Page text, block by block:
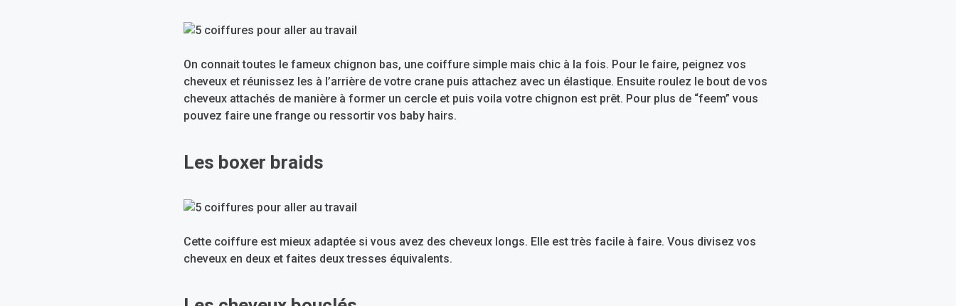
On connait toutes le fameux chignon bas, une coiffure simple mais chic à la fois. Pour le faire, peignez vos
cheveux et réunissez les à l’arrière de votre crane puis attachez avec un élastique. Ensuite roulez le bout de vos
cheveux attachés de manière à former un cercle et puis voila votre chignon est prêt. Pour plus de “feem” vous
pouvez faire une frange ou ressortir vos baby hairs.
Les boxer braids
Cette coiffure est mieux adaptée si vous avez des cheveux longs. Elle est très facile à faire. Vous divisez vos
cheveux en deux et faites deux tresses équivalents.